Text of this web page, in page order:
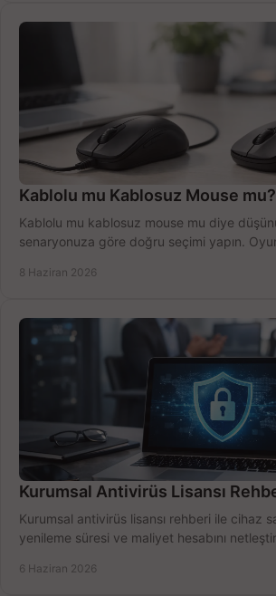
Kablolu mu Kablosuz Mouse mu?
Kablolu mu kablosuz mouse mu diye
senaryonuza göre doğru seçimi yapın.
8 Haziran 2026
Kurumsal Antivirüs Lisansı
Kurumsal antivirüs lisansı rehberi ile cihaz
yenileme süresi ve maliyet hesabını
6 Haziran 2026